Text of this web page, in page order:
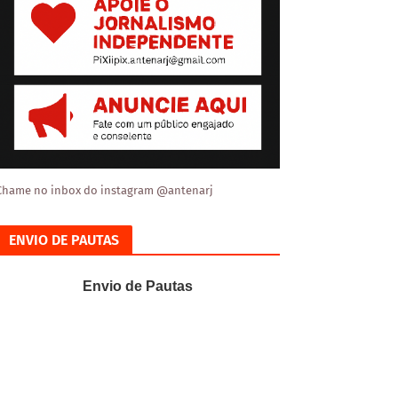
no inbox do instagram @antenarj
ENVIO DE PAUTAS
Envio de Pautas